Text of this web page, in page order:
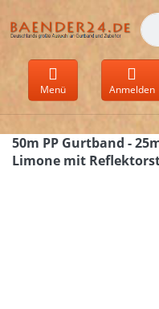
Menü Anmelden
50m PP Gurtband -
Limone mit